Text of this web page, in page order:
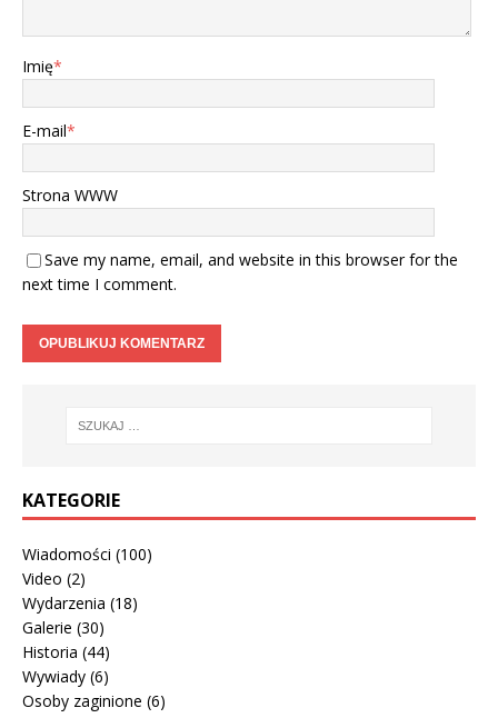
Imię*
E-mail*
Strona WWW
Save my name, email, and website in this browser for the
next time I comment.
KATEGORIE
Wiadomości (100)
Video (2)
Wydarzenia (18)
Galerie (30)
Historia (44)
Wywiady (6)
Osoby zaginione (6)